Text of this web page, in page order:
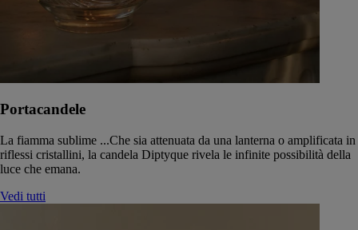
Portacandele
La fiamma sublime ...Che sia attenuata da una lanterna o amplificata in
riflessi cristallini, la candela Diptyque rivela le infinite possibilità della
luce che emana.
Vedi tutti